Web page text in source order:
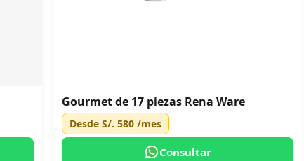
Gourmet de 17 piezas Rena Ware
Desde S/. 580/mes
Consultar